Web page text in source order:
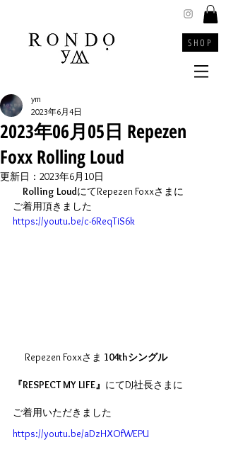
SHOP
2023年06月05日 Repezen
Foxx Rolling Loud
ym
2023年6月4日
更新日： 2023年6月10日
Rolling LoudにてRepezen Foxxさまに
ご着用頂きました
https://youtu.be/c-6ReqTiS6k
Repezen Foxxさま 104thシングル
『RESPECT MY LIFE』 にてDJ社長さまに
ご着用いただきました
https://youtu.be/aDzHXOfWEPU